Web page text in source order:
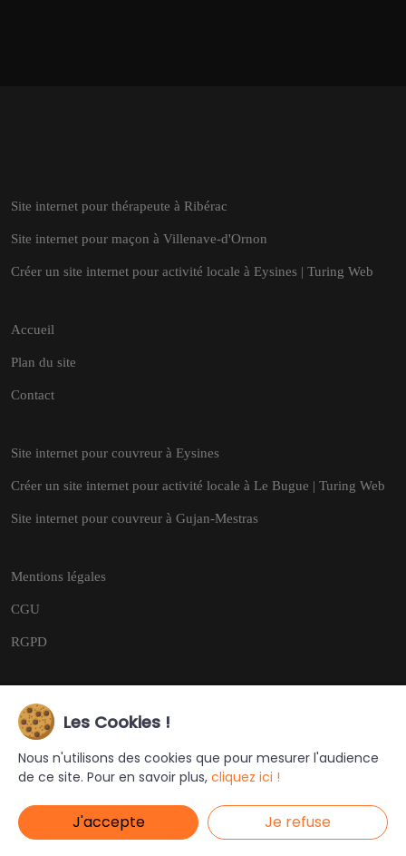
Site internet pour thérapeute à Ribérac
Site internet pour maçon à Villenave-d'Ornon
Créer un site internet pour activité locale à Eysines | Turing Web
Accueil
Plan du site
Contact
Site internet pour couvreur à Eysines
Créer un site internet pour activité locale à Le Bugue | Turing Web
Site internet pour couvreur à Gujan-Mestras
Mentions légales
CGU
RGPD
Copyright © 2026
Ce site a été créé et est géré par Turing Web
Les Cookies !
Nous n'utilisons des cookies que pour mesurer l'audience
de ce site. Pour en savoir plus, cliquez ici !
J'accepte Je refuse